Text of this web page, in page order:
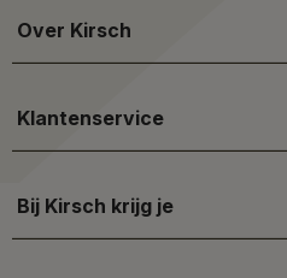
Over Kirsch
Klantenservice
Bij Kirsch krijg je